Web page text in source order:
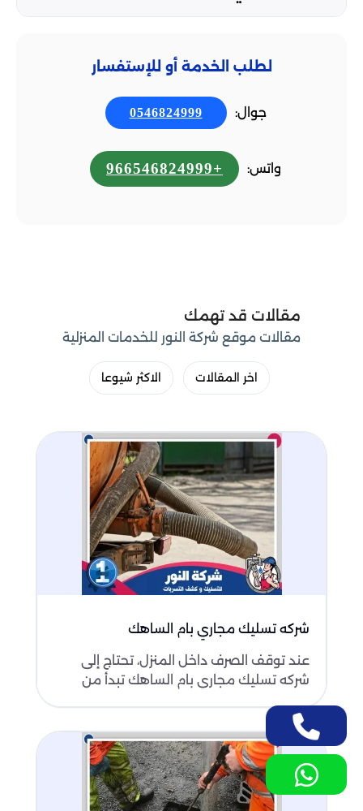
لطلب الخدمة أو للإستفسار
جوال: 0546824999
واتس: +966546824999
مقالات قد تهمك
مقالات موقع شركة النور للخدمات المنزلية
اخر المقالات الاكثر شيوعا
شركه تسليك مجاري بام الساهك
عند توقف الصرف داخل المنزل، تحتاج إلى
شركه تسليك مجاري بام الساهك تبدأ من